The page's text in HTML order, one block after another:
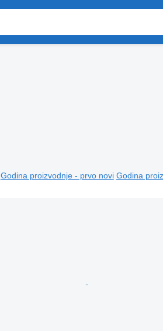
Godina proizvodnje - prvo novi Godina